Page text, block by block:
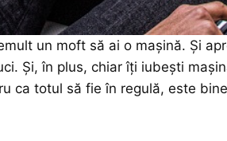
un moft să ai o mașină. Și
Și, în plus, chiar îți iubești
ca totul să fie în regulă, este